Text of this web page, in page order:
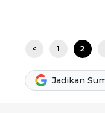
< 1 2
Jadikan